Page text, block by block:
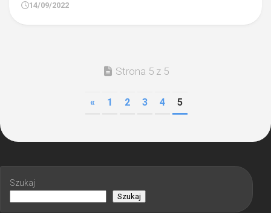
14/09/2022
Strona 5 z 5
« 1 2 3 4 5
Szukaj
Szukaj